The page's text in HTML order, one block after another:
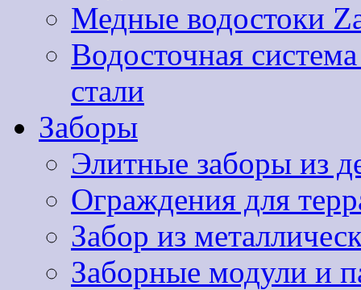
Медные водостоки
Водосточная
стали
Заборы
Элитные заборы из
Ограждения для
Забор из
Заборные модули и